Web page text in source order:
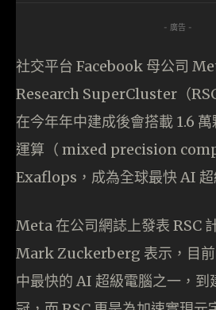
- 廣告 -
社交平台 Facebook 母公司
Research SuperCluster（
在今年年中建成後會搭載 1.6
運算（ mixed precision
Exaflops，成為全球最快 AI 超
Meta 在公司網誌上發表 RSC
Mark Zuckerberg 表示，目前
中最快的 AI 超級電腦之一，到